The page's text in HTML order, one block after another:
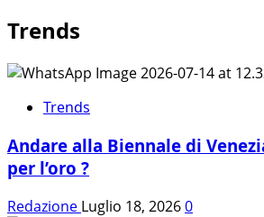
Trends
Trends
Andare alla Biennale di
per l’oro ?
Redazione Luglio 18, 20260